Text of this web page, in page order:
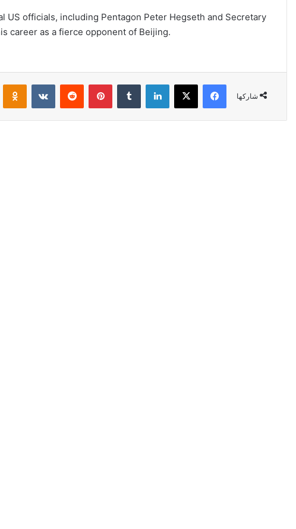
US officials, including Pentagon Peter Hegseth and Secretary
career as a fierce opponent of Beijing.
شاركها
فيسبوك لينكدإن بينتيريست